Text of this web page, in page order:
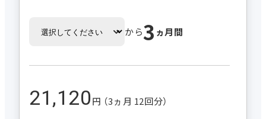
から3 ヵ月間
21,120円 （3ヵ月 12回分）